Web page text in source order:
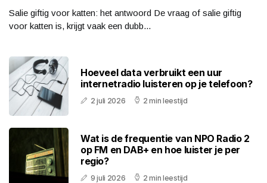
Salie giftig voor katten: het antwoord De vraag of salie giftig
voor katten is, krijgt vaak een dubb...
Hoeveel data verbruikt een uur
internetradio luisteren op je telefoon?
2 juli 2026 2 min leestijd
Wat is de frequentie van NPO Radio 2
op FM en DAB+ en hoe luister je per
regio?
9 juli 2026 2 min leestijd